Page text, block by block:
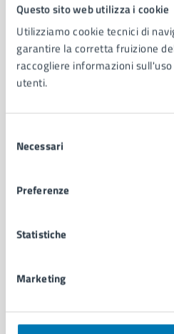
Questo sito web utilizza i cookie
Utilizziamo cookie tecnici di
garantire la corretta fruizione
raccogliere informazioni
utenti.
delNecessari
Preferenze
Statistiche
Marketing
Comune di Napoli
AMMINISTRAZIONE
Aree amministrative
Uffici
Personale amministrativo
CATEGORIE DI SERVIZIO
Autorizzazioni